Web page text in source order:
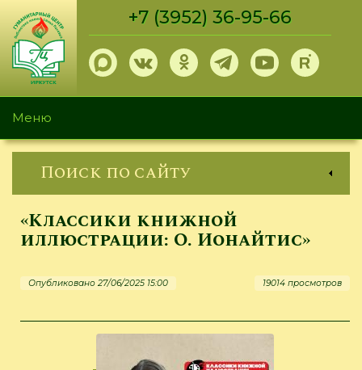
Перейти
основному
содержанию
+7 (3952) 36-95-66
Меню
Поиск по сайту
«Классики книжной
иллюстрации: О. Ионайтис»
Опубликовано 27/06/2025 15:00 19014 просмотров